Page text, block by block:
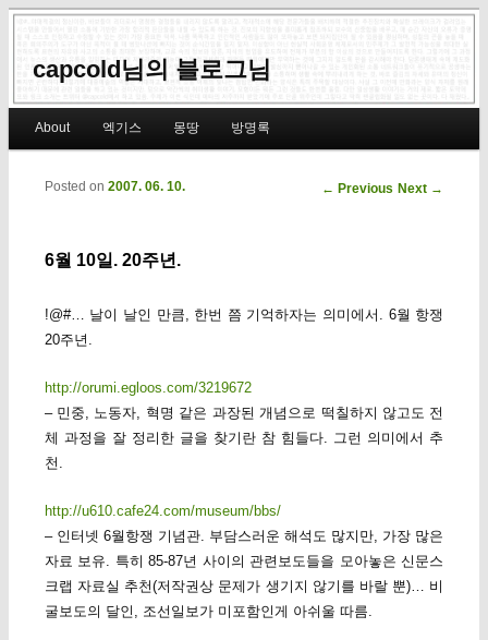
capcold님의 블로그님
Skip to primary content
Skip to secondary content
About 엑기스 몽땅 방명록
Post navigation
← Previous Next →
6월 10일. 20주년.
Posted on 2007. 06. 10.
!@#… 날이 날인 만큼, 한번 쯤 기억하자는 의미에서. 6월 항쟁
20주년.
http://orumi.egloos.com/3219672
– 민중, 노동자, 혁명 같은 과장된 개념으로 떡칠하지 않고도 전
체 과정을 잘 정리한 글을 찾기란 참 힘들다. 그런 의미에서 추
천.
http://u610.cafe24.com/museum/bbs/
– 인터넷 6월항쟁 기념관. 부담스러운 해석도 많지만, 가장 많은
자료 보유. 특히 85-87년 사이의 관련보도들을 모아놓은 신문스
크랩 자료실 추천(저작권상 문제가 생기지 않기를 바랄 뿐)… 비
굴보도의 달인, 조선일보가 미포함인게 아쉬울 따름.